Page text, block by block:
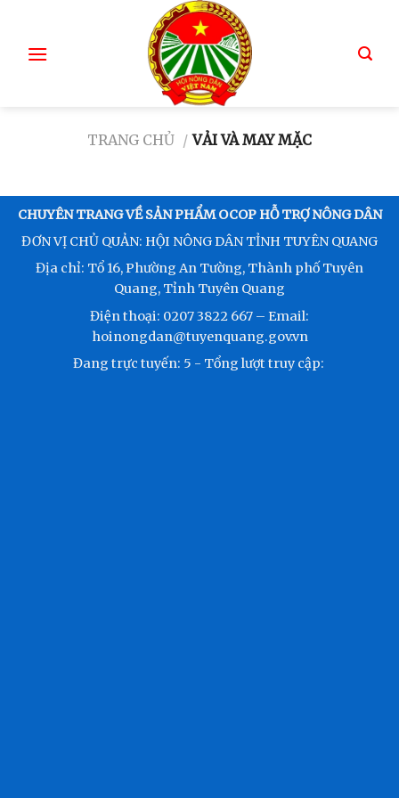
TRANG CHỦ / VẢI VÀ MAY MẶC
CHUYÊN TRANG VỀ SẢN PHẨM OCOP HỖ TRỢ NÔNG DÂN
ĐƠN VỊ CHỦ QUẢN: HỘI NÔNG DÂN TỈNH TUYÊN QUANG
Địa chỉ: Tổ 16, Phường An Tường, Thành phố Tuyên
Quang, Tỉnh Tuyên Quang
Điện thoại: 0207 3822 667 – Email:
hoinongdan@tuyenquang.gov.vn
Đang trực tuyến: 5 - Tổng lượt truy cập: